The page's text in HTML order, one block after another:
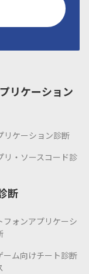
リケーション
リケーション診断
リ・ソースコード診
断
フォンアプリケーシ
ーム向けチート診断